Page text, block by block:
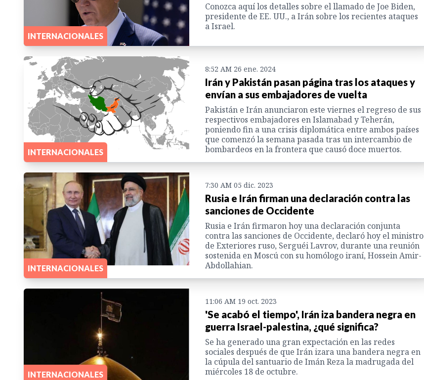
INTERNACIONALES
Conozca aquí los detalles sobre el llamado de Joe Biden,
presidente de EE. UU., a Irán sobre los recientes ataques
a Israel.
INTERNACIONALES
8:52 AM 26 ene. 2024
Irán y Pakistán pasan página tras los ataques y
envían a sus embajadores de vuelta
Pakistán e Irán anunciaron este viernes el regreso de sus
respectivos embajadores en Islamabad y Teherán,
poniendo fin a una crisis diplomática entre ambos países
que comenzó la semana pasada tras un intercambio de
bombardeos en la frontera que causó doce muertos.
INTERNACIONALES
7:30 AM 05 dic. 2023
Rusia e Irán firman una declaración contra las
sanciones de Occidente
Rusia e Irán firmaron hoy una declaración conjunta
contra las sanciones de Occidente, declaró hoy el ministro
de Exteriores ruso, Serguéi Lavrov, durante una reunión
sostenida en Moscú con su homólogo iraní, Hossein Amir-
Abdollahian.
INTERNACIONALES
11:06 AM 19 oct. 2023
'Se acabó el tiempo', Irán iza bandera negra en
guerra Israel-palestina, ¿qué significa?
Se ha generado una gran expectación en las redes
sociales después de que Irán izara una bandera negra en
la cúpula del santuario de Imán Reza la madrugada del
miércoles 18 de octubre.